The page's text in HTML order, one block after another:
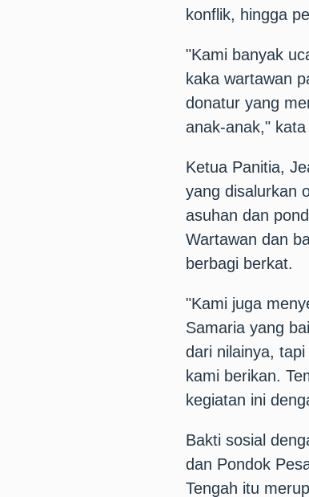
konflik, hingga
"Kami banyak
kaka wartawan
donatur yang
anak-anak,"
Ketua Panitia,
yang disalurkan
asuhan dan
Wartawan dan
berbagi berkat.
"Kami juga
Samaria yang
dari nilainya,
kami berikan.
kegiatan ini
Bakti sosial
dan Pondok
Tengah itu